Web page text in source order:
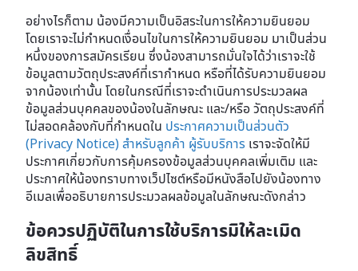
อย่างไรก็ตาม น้องมีความเป็นอิสระในการให้ความยินยอม
โดยเราจะไม่กำหนดเงื่อนไขในการให้ความยินยอม มาเป็นส่วน
หนึ่งของการสมัครเรียน ซึ่งน้องสามารถมั่นใจได้ว่าเราจะใช้
ข้อมูลตามวัตถุประสงค์ที่เรากำหนด หรือที่ได้รับความยินยอม
จากน้องเท่านั้น โดยในกรณีที่เราจะดำเนินการประมวลผล
ข้อมูลส่วนบุคคลของน้องในลักษณะ และ/หรือ วัตถุประสงค์ที่
ไม่สอดคล้องกับที่กำหนดใน ประกาศความเป็นส่วนตัว
(Privacy Notice) สำหรับลูกค้า ผู้รับบริการ เราจะจัดให้มี
ประกาศเกี่ยวกับการคุ้มครองข้อมูลส่วนบุคคลเพิ่มเติม และ
ประกาศให้น้องทราบทางเว็ปไซต์หรือมีหนังสือไปยังน้องทาง
อีเมลเพื่ออธิบายการประมวลผลข้อมูลในลักษณะดังกล่าว
ข้อควรปฏิบัติในการใช้บริการมิให้ละเมิด
ลิขสิทธิ์